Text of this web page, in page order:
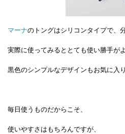
マーナのトングはシリコンタイプで、
実際に使ってみるととても使い勝手が
黒色のシンプルなデザインもお気に入り
毎日使うものだからこそ、
使いやすさはもちろんですが、